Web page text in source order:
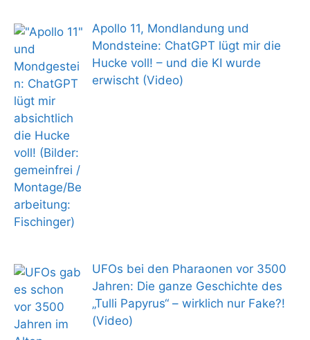
Apollo 11, Mondlandung und
Mondsteine: ChatGPT lügt mir die
Hucke voll! – und die KI wurde
erwischt (Video)
UFOs bei den Pharaonen vor 3500
Jahren: Die ganze Geschichte des
„Tulli Papyrus“ – wirklich nur Fake?!
(Video)